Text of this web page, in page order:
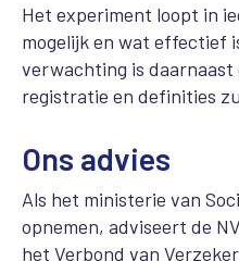
Het experiment loopt in
mogelijk en wat effectief
verwachting is daarnaast
registratie en definities
Ons advies
Als het ministerie van
opnemen, adviseert de
het Verbond van